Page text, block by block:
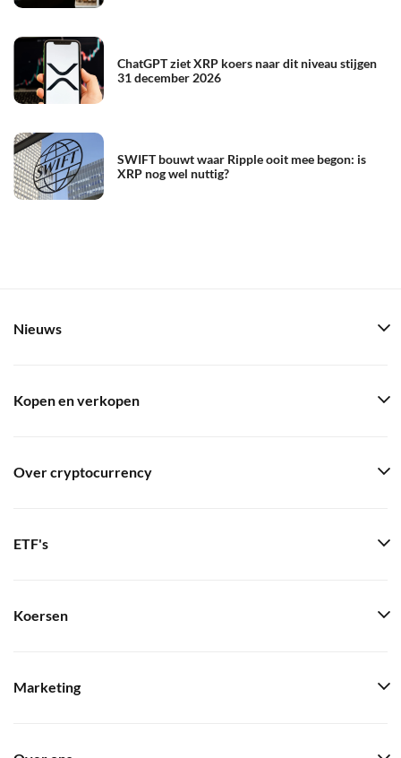
ChatGPT ziet XRP koers naar dit niveau stijgen
31 december 2026
SWIFT bouwt waar Ripple ooit mee begon: is
XRP nog wel nuttig?
Nieuws
Kopen en verkopen
Over cryptocurrency
ETF's
Koersen
Marketing